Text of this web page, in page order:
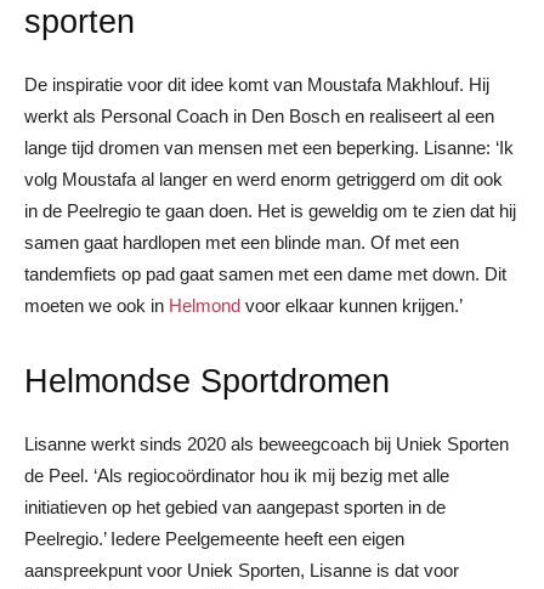
sporten
De inspiratie voor dit idee komt van Moustafa Makhlouf. Hij
werkt als Personal Coach in Den Bosch en realiseert al een
lange tijd dromen van mensen met een beperking. Lisanne: ‘Ik
volg Moustafa al langer en werd enorm getriggerd om dit ook
in de Peelregio te gaan doen. Het is geweldig om te zien dat hij
samen gaat hardlopen met een blinde man. Of met een
tandemfiets op pad gaat samen met een dame met down. Dit
moeten we ook in Helmond voor elkaar kunnen krijgen.’
Helmondse Sportdromen
Lisanne werkt sinds 2020 als beweegcoach bij Uniek Sporten
de Peel. ‘Als regiocoördinator hou ik mij bezig met alle
initiatieven op het gebied van aangepast sporten in de
Peelregio.’ Iedere Peelgemeente heeft een eigen
aanspreekpunt voor Uniek Sporten, Lisanne is dat voor